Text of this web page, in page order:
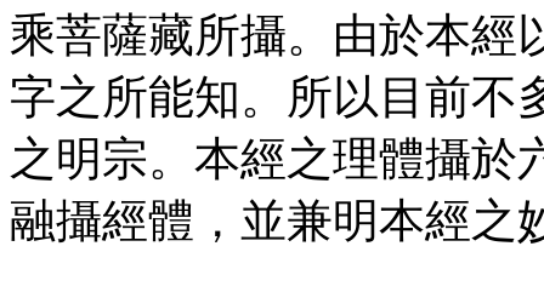
乘菩薩藏所攝。由於本經
字之所能知。所以目前不
之明宗。本經之理體攝於
融攝經體，並兼明本經之